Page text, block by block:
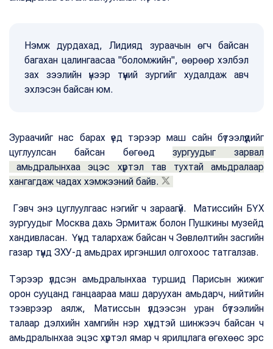
Нэмж дурдахад, Лидияд зураачын өгч байсан
багахан цалингаасаа "боломжийн", өөрөөр хэлбэл
зах зээлийн үнээр түүний зургийг худалдаж авч
эхлэсэн байсан юм.
Зураачийг нас барах үед тэрээр маш сайн бүтээлүүдийг
цуглуулсан байсан бөгөөдзургуудыг зарвал
амьдралынхаа эцэс хүртэл тав тухтай амьдралаар
хангагдаж чадах хэмжээний байв.
Гэвч энэ цуглуулгаас нэгийг ч зараагүй. Матиссийн БҮХ
зургуудыг Москва дахь Эрмитаж болон Пушкины музейд
хандивласан. Үүнд талархаж байсан ч Зөвлөлтийн засгийн
газар түүнд ЗХУ-д амьдрах иргэншил олгохоос татгалзав.
Тэрээр үлдсэн амьдралынхаа туршид Парисын жижиг
орон сууцанд ганцаараа маш даруухан амьдарч, нийтийн
тээврээр аялж, Матиссын үлдээсэн уран бүтээлийн
талаар дэлхийн хамгийн нэр хүндтэй шинжээч байсан ч
амьдралынхаа эцэс хүртэл ямар ч ярилцлага өгөхөөс эрс